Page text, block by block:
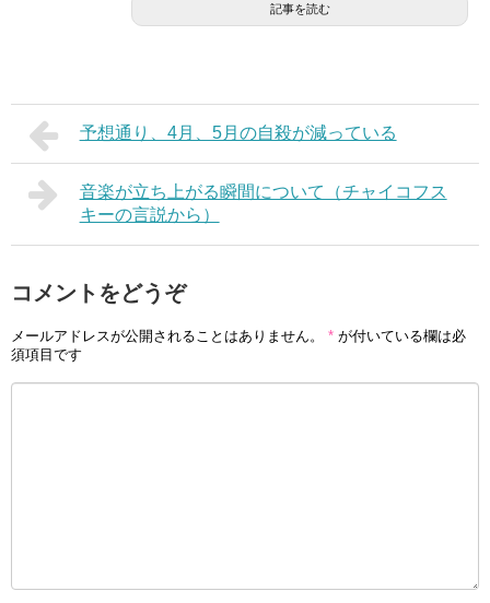
記事を読む
予想通り、4月、5月の自殺が減っている
音楽が立ち上がる瞬間について（チャイコフス
キーの言説から）
コメントをどうぞ
メールアドレスが公開されることはありません。 * が付いている欄は必
須項目です